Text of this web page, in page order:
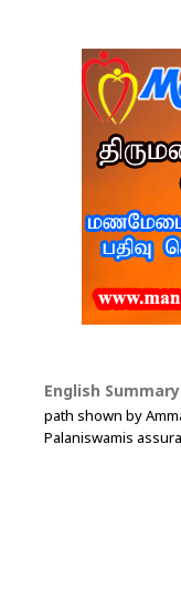
English Summary
path shown by
Palaniswamis